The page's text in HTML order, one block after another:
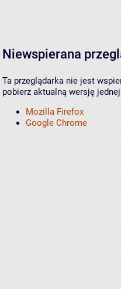
Niewspierana
Ta przeglądarka nie jest
pobierz aktualną wersję
Mozilla Firefox
Google Chrome